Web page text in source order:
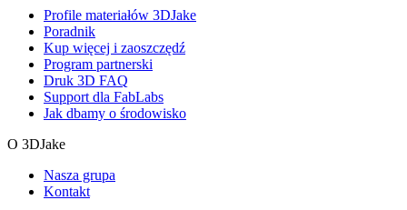
Profile materiałów 3DJake
Poradnik
Kup więcej i zaoszczędź
Program partnerski
Druk 3D FAQ
Support dla FabLabs
Jak dbamy o środowisko
O 3DJake
Nasza grupa
Kontakt